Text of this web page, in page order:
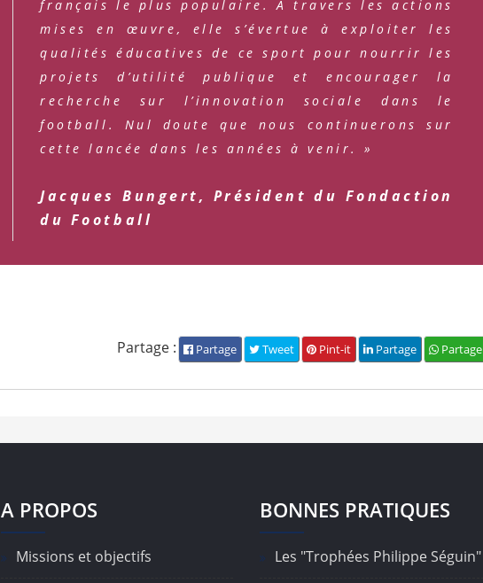
français le plus populaire. A travers les actions
mises en œuvre, elle s’évertue à exploiter les
qualités éducatives de ce sport pour nourrir les
projets d’utilité publique et encourager la
recherche sur l’innovation sociale dans le
football. Nul doute que nous continuerons sur
cette lancée dans les années à venir. »
Jacques Bungert, Président du Fondaction
du Football
Partage
Partage
Pint-it
Tweet
Partage
Partage :
A PROPOS
Missions et objectifs
BONNES PRATIQUES
Les "Trophées Philippe Séguin"